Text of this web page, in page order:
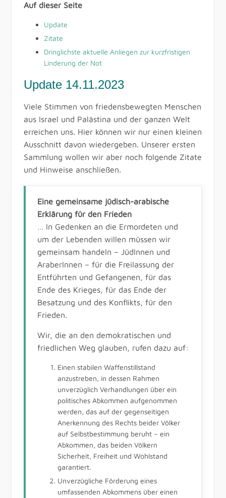
Auf dieser Seite
Update
Zitate
Dringlichste aktuelle Anliegen zur kurzfristigen
Linderung der Not
Update 14.11.2023
Viele Stimmen von friedensbewegten Menschen
aus Israel und Palästina und der ganzen Welt
erreichen uns. Hier können wir nur einen kleinen
Ausschnitt davon wiedergeben. Unserer ersten
Sammlung wollen wir aber noch folgende Zitate
und Hinweise anschließen.
Eine gemeinsame jüdisch-arabische
Erklärung für den Frieden
… In Gedenken an die Ermordeten und
um der Lebenden willen müssen wir
gemeinsam handeln – JüdInnen und
AraberInnen – für die Freilassung der
Entführten und Gefangenen, für das
Ende des Krieges, für das Ende der
Besatzung und des Konflikts, für den
Frieden.
Wir, die an den demokratischen und
friedlichen Weg glauben, rufen dazu auf:
Einen stabilen Waffenstillstand
anzustreben, in dessen Rahmen
unverzüglich Verhandlungen über ein
politisches Abkommen aufgenommen
werden, das auf der gegenseitigen
Anerkennung des Rechts beider Völker
auf Selbstbestimmung beruht – ein
Abkommen, das beiden Völkern
Sicherheit, Freiheit und Wohlstand
garantiert.
Unverzügliche Förderung eines
umfassenden Abkommens über einen